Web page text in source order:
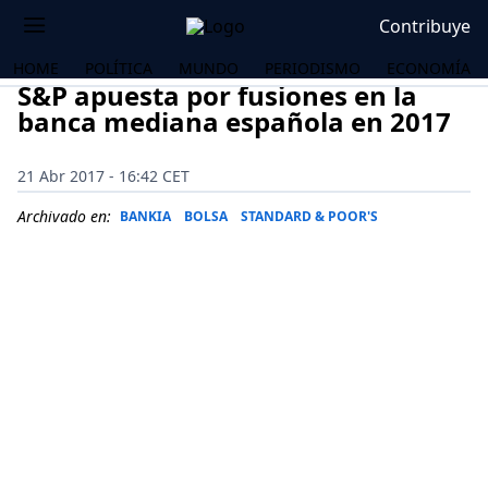
Contribuye
HOME POLÍTICA MUNDO PERIODISMO ECONOMÍA
S&P apuesta por fusiones en la
banca mediana española en 2017
21 Abr 2017 - 16:42 CET
Archivado en: BANKIA BOLSA STANDARD & POOR'S